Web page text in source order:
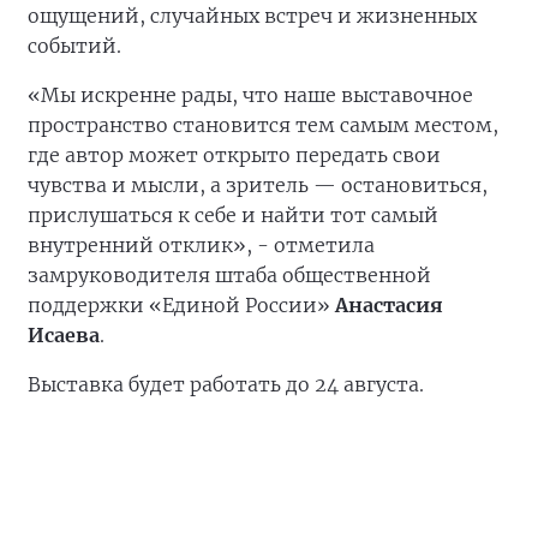
ощущений, случайных встреч и жизненных
событий.
«Мы искренне рады, что наше выставочное
пространство становится тем самым местом,
где автор может открыто передать свои
чувства и мысли, а зритель — остановиться,
прислушаться к себе и найти тот самый
внутренний отклик», - отметила
замруководителя штаба общественной
поддержки «Единой России»Анастасия
Исаева.
Выставка будет работать до 24 августа.